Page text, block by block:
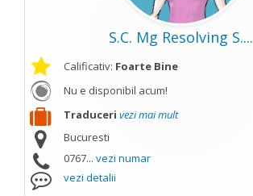
S.C. Mg Resolving S....
Calificativ: Foarte Bine
Nu e disponibil acum!
Traduceri vezi mai mult
Bucuresti
0767... vezi numar
vezi detalii